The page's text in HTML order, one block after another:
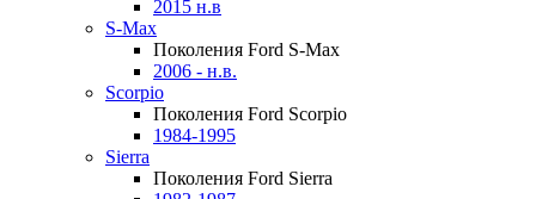
2015 н.в
S-Max
Поколения Ford S-Max
2006 - н.в.
Scorpio
Поколения Ford Scorpio
1984-1995
Sierra
Поколения Ford Sierra